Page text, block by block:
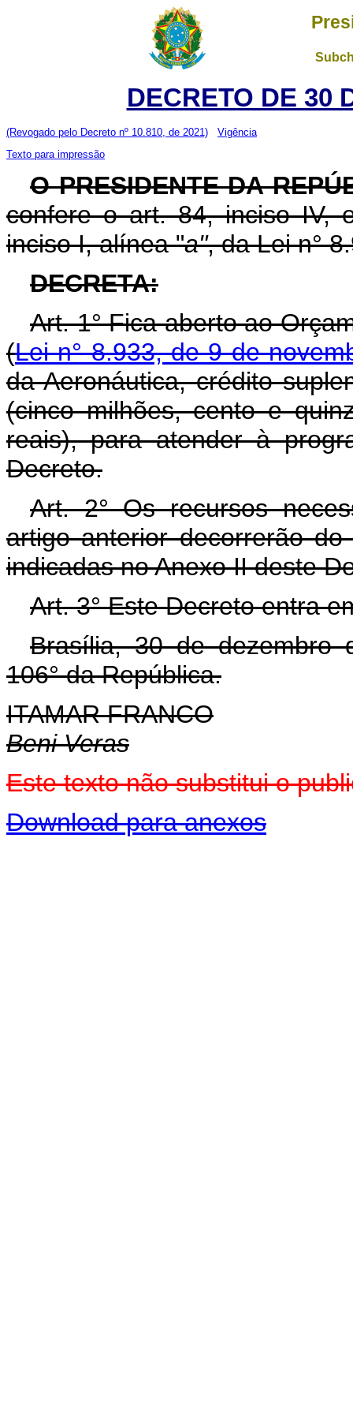
DECRETO DE 30
(Revogado pelo Decreto nº 10.810, de 2021)
Vigência
Texto para impressão
O PRESIDENTE DA
confere o art. 84, inciso IV,
inciso I, alínea "a", da Lei n°
DECRETA:
Art. 1° Fica aberto ao
(Lei n° 8.933, de 9 de
da Aeronáutica, crédito
(cinco milhões, cento e
reais), para atender à
Decreto.
Art. 2° Os recursos
artigo anterior decorrerão
indicadas no Anexo II deste
Art. 3° Este Decreto entra
Brasília, 30 de dezembro
106° da República.
ITAMAR FRANCO
Beni Veras
Este texto não substitui o
Download para anexos